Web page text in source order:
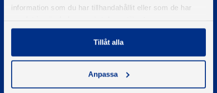
information som du har tillhandahållit eller som de har
Tillåt alla
Anpassa
© 2026 - Svenska Båtunionen
PIGMENT WEBBYRÅ
Kontakta oss